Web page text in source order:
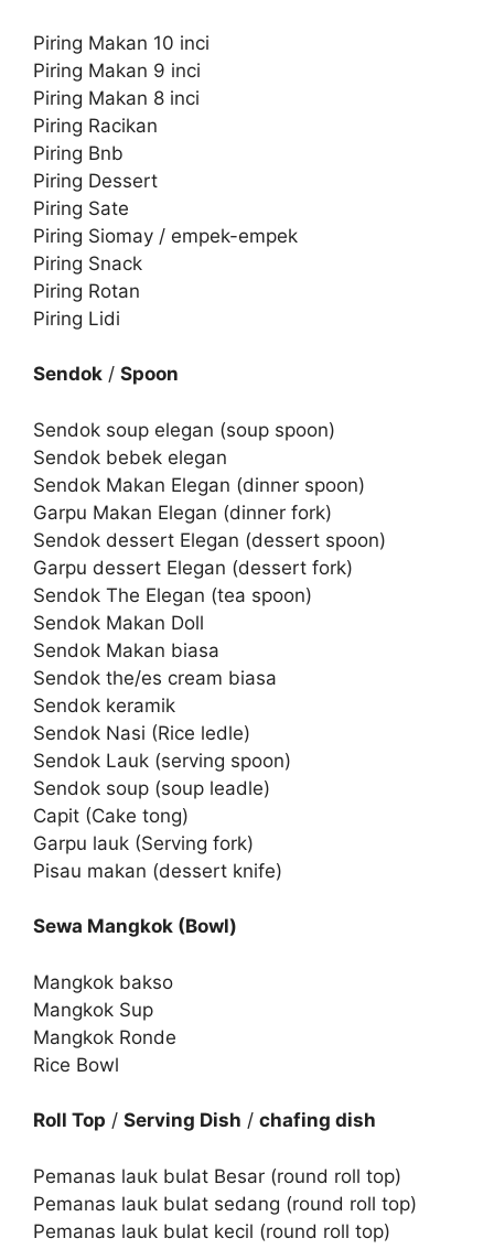
Piring Makan 10 inci
Piring Makan 9 inci
Piring Makan 8 inci
Piring Racikan
Piring Bnb
Piring Dessert
Piring Sate
Piring Siomay / empek-empek
Piring Snack
Piring Rotan
Piring Lidi
Sendok / Spoon
Sendok soup elegan (soup spoon)
Sendok bebek elegan
Sendok Makan Elegan (dinner spoon)
Garpu Makan Elegan (dinner fork)
Sendok dessert Elegan (dessert spoon)
Garpu dessert Elegan (dessert fork)
Sendok The Elegan (tea spoon)
Sendok Makan Doll
Sendok Makan biasa
Sendok the/es cream biasa
Sendok keramik
Sendok Nasi (Rice ledle)
Sendok Lauk (serving spoon)
Sendok soup (soup leadle)
Capit (Cake tong)
Garpu lauk (Serving fork)
Pisau makan (dessert knife)
Sewa Mangkok (Bowl)
Mangkok bakso
Mangkok Sup
Mangkok Ronde
Rice Bowl
Roll Top / Serving Dish / chafing dish
Pemanas lauk bulat Besar (round roll top)
Pemanas lauk bulat sedang (round roll top)
Pemanas lauk bulat kecil (round roll top)